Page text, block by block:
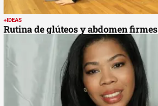
+IDEAS
Rutina de glúteos y abdomen firmes